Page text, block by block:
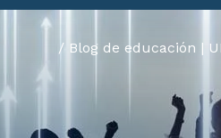
Blog de educación |